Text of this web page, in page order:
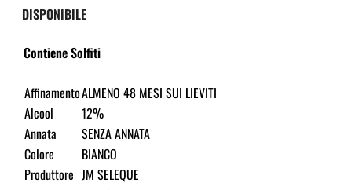
DISPONIBILE
Contiene Solfiti
AffinamentoALMENO 48 MESI SUI LIEVITI
Alcool
12%
Annata
SENZA ANNATA
Colore
BIANCO
Produttore JM SELEQUE